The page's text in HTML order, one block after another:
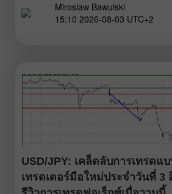
ตลาดยังคงอยู่ภายใต้การควบคุมของฝั่งผู้
อ่อนไหวต่อความเสี่ยง แต่ในตอนนี้ค
ที่สูงกว่า
Miroslaw Bawulski
15:10 2026-08-03 UTC+2
USD/JPY: เคล็ดลับการเทรดแ
เทรดเดอร์มือใหม่ประจำวันที่ 3